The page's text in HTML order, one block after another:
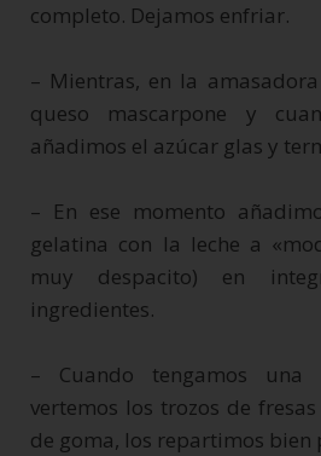
completo. Dejamos enfriar.
– Mientras, en la
queso mascarpone y
añadimos el azúcar glas y
– En ese momento
gelatina con la leche a
muy despacito) en
ingredientes.
– Cuando tengamos una
vertemos los trozos de
de goma, los repartimos bien